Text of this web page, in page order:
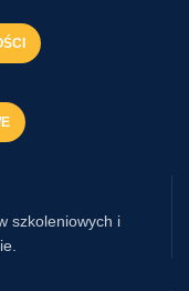
szkoleniowych i